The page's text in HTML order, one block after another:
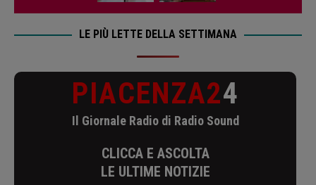
LE PIÙ LETTE DELLA SETTIMANA
PIACENZA24
Il Giornale Radio di Radio Sound
CLICCA E ASCOLTA
LE ULTIME NOTIZIE